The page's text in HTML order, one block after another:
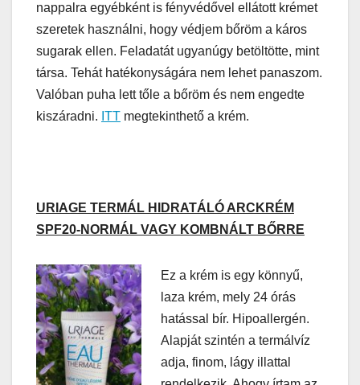
nappalra egyébként is fényvédővel ellátott krémet
szeretek használni, hogy védjem bőröm a káros
sugarak ellen. Feladatát ugyanúgy betöltötte, mint
társa. Tehát hatékonyságára nem lehet panaszom.
Valóban puha lett tőle a bőröm és nem engedte
kiszáradni. ITT megtekinthető a krém.
URIAGE TERMÁL HIDRATÁLÓ ARCKRÉM
SPF20-NORMÁL VAGY KOMBNÁLT BŐRRE
Ez a krém is egy könnyű,
laza krém, mely 24 órás
hatással bír. Hipoallergén.
Alapját szintén a termálvíz
adja, finom, lágy illattal